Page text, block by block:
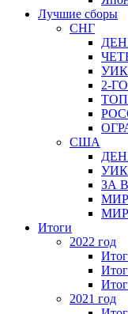
Лучшие сборы
СНГ
2-
США
ЗА
Итоги
2022 год
2021 год